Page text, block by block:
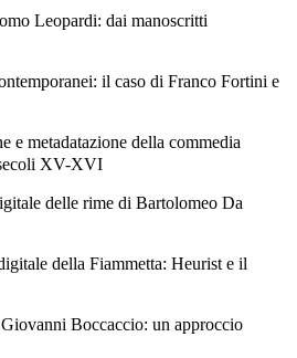
Leopardi: dai manoscritti
il caso di Franco Fortini e
e metadatazione della commedia
XV-XVI
delle rime di Bartolomeo Da
della Fiammetta: Heurist e il
Boccaccio: un approccio